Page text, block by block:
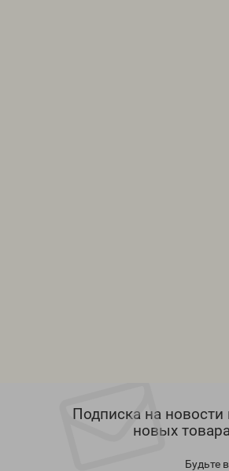
Подписка на
новых
Будьте